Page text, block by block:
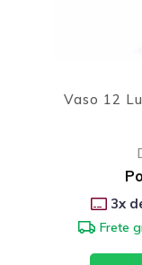
Vaso 12
3x
Frete